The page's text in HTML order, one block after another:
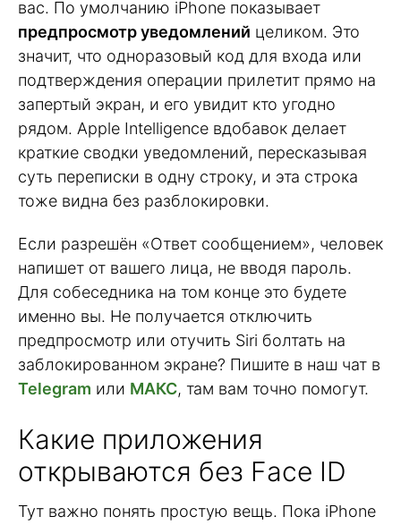
вас. По умолчанию iPhone показывает
предпросмотр уведомлений целиком. Это
значит, что одноразовый код для входа или
подтверждения операции прилетит прямо на
запертый экран, и его увидит кто угодно
рядом. Apple Intelligence вдобавок делает
краткие сводки уведомлений, пересказывая
суть переписки в одну строку, и эта строка
тоже видна без разблокировки.
Если разрешён «Ответ сообщением», человек
напишет от вашего лица, не вводя пароль.
Для собеседника на том конце это будете
именно вы. Не получается отключить
предпросмотр или отучить Siri болтать на
заблокированном экране? Пишите в наш чат в
Telegram или МАКС, там вам точно помогут.
Какие приложения
открываются без Face ID
Тут важно понять простую вещь. Пока iPhone